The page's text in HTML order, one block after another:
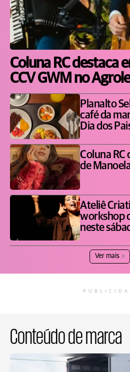
Coluna RC destaca
CCV GWM no
Planalto
café da
Dia dos
Coluna RC
de
Ateliê
workshop
neste
Ver mais
Conteúdo de marca